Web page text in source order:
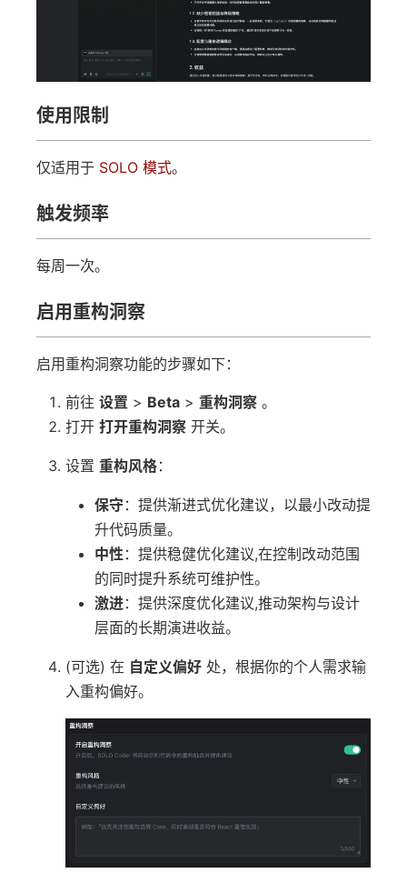
使用限制
仅适用于 SOLO 模式。
触发频率
每周一次。
启用重构洞察
启用重构洞察功能的步骤如下：
前往 设置 > Beta > 重构洞察 。
打开 打开重构洞察 开关。
设置 重构风格：
保守：提供渐进式优化建议，以最小改动提
升代码质量。
中性：提供稳健优化建议,在控制改动范围
的同时提升系统可维护性。
激进：提供深度优化建议,推动架构与设计
层面的长期演进收益。
(可选) 在 自定义偏好 处，根据你的个人需求输
入重构偏好。